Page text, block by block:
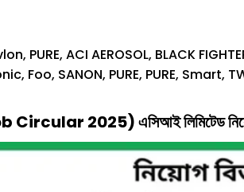
PURE, ACI AEROSOL, BLACK
Foo, SANON, PURE, PURE, Smart,
Circular 2025)এসিআই লিমিটেড